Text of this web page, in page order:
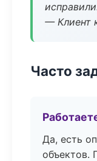
— Клиент
Часто
Да, есть
объектов.